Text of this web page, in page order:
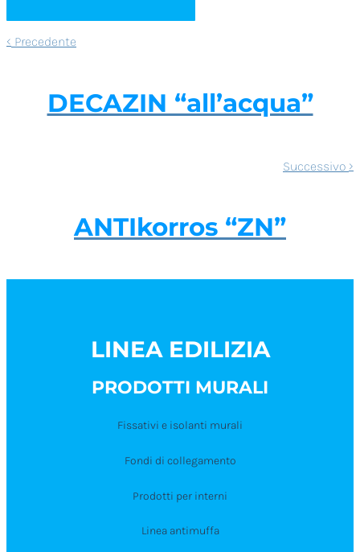
‹ Precedente
DECAZIN “all’acqua”
Successivo ›
ANTIkorros “ZN”
LINEA EDILIZIA
PRODOTTI MURALI
Fissativi e isolanti murali
Fondi di collegamento
Prodotti per interni
Linea antimuffa